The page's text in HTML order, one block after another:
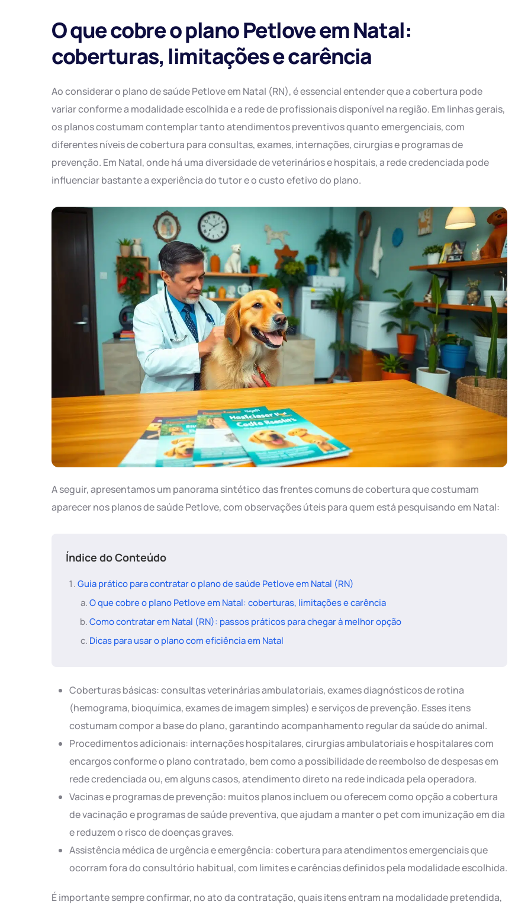
O que cobre o plano Petlove em Natal:
coberturas, limitações e carência
Ao considerar o plano de saúde Petlove em Natal (RN), é essencial entender que a cobertura pode
variar conforme a modalidade escolhida e a rede de profissionais disponível na região. Em linhas gerais,
os planos costumam contemplar tanto atendimentos preventivos quanto emergenciais, com
diferentes níveis de cobertura para consultas, exames, internações, cirurgias e programas de
prevenção. Em Natal, onde há uma diversidade de veterinários e hospitais, a rede credenciada pode
influenciar bastante a experiência do tutor e o custo efetivo do plano.
A seguir, apresentamos um panorama sintético das frentes comuns de cobertura que costumam
aparecer nos planos de saúde Petlove, com observações úteis para quem está pesquisando em Natal:
Índice do Conteúdo
Guia prático para contratar o plano de saúde Petlove em Natal (RN)
O que cobre o plano Petlove em Natal: coberturas, limitações e carência
Como contratar em Natal (RN): passos práticos para chegar à melhor opção
Dicas para usar o plano com eficiência em Natal
Coberturas básicas: consultas veterinárias ambulatoriais, exames diagnósticos de rotina
(hemograma, bioquímica, exames de imagem simples) e serviços de prevenção. Esses itens
costumam compor a base do plano, garantindo acompanhamento regular da saúde do animal.
Procedimentos adicionais: internações hospitalares, cirurgias ambulatoriais e hospitalares com
encargos conforme o plano contratado, bem como a possibilidade de reembolso de despesas em
rede credenciada ou, em alguns casos, atendimento direto na rede indicada pela operadora.
Vacinas e programas de prevenção: muitos planos incluem ou oferecem como opção a cobertura
de vacinação e programas de saúde preventiva, que ajudam a manter o pet com imunização em dia
e reduzem o risco de doenças graves.
Assistência médica de urgência e emergência: cobertura para atendimentos emergenciais que
ocorram fora do consultório habitual, com limites e carências definidos pela modalidade escolhida.
É importante sempre confirmar, no ato da contratação, quais itens entram na modalidade pretendida,